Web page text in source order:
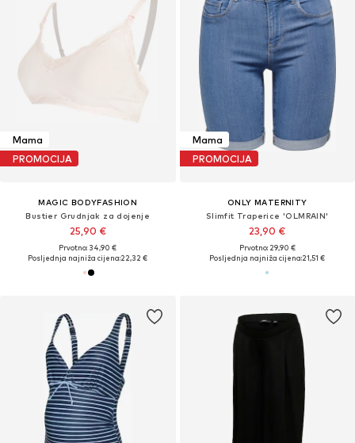
Mama
PROMOCIJA
MAGIC BODYFASHION
Bustier Grudnjak za dojenje
25,90 €
Prvotno: 34,90 €
Posljednja najniža cijena:22,32 €
Mama
PROMOCIJA
ONLY MATERNITY
Slimfit Traperice 'OLMRAIN'
23,90 €
Prvotno: 29,90 €
Posljednja najniža cijena:21,51 €